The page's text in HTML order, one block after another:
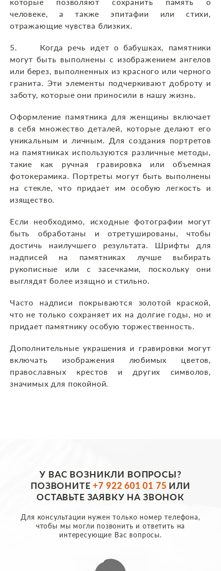
человеке, а также эпитафии или стихи,
отражающие чувства близких.
5. Когда речь идет о бабушках, памятники
могут быть выполнены с изображением ангелов
или берез, выполненных из красного или черного
гранита. Эти элементы подчеркивают доброту и
заботу, которые они приносили в нашу жизнь.
Оформление памятника для женщины включает
в себя множество деталей, которые делают его
уникальным и личным. Для создания портретов
на памятниках используются различные методы,
такие как ручная гравировка или объемная
фотокерамика. Портреты могут быть выполнены
на стекле, что придает им особую легкость и
изящество.
Если необходимо, исходные фотографии могут
быть обработаны и отретушированы, чтобы
достичь наилучшего результата. Шрифты для
надписей на памятниках лучше выбирать
рукописные или с засечками, поскольку они
выглядят более изящно и стильно.
Часто надписи покрываются золотой краской,
что не только сохраняет их на долгие годы, но и
придает памятнику особую торжественность.
Дополнительные украшения и гравировки могут
включать изображения любимых цветов,
православных крестов и других символов,
значимых для покойной.
У ВАС ВОЗНИКЛИ ВОПРОСЫ?
ПОЗВОНИТЕ+7 922 601 01 75 ИЛИ
ОСТАВЬТЕ ЗАЯВКУ НА ЗВОНОК
Для консультации нужен только номер телефона,
чтобы мы могли позвонить и ответить на
интересующие Вас вопросы.